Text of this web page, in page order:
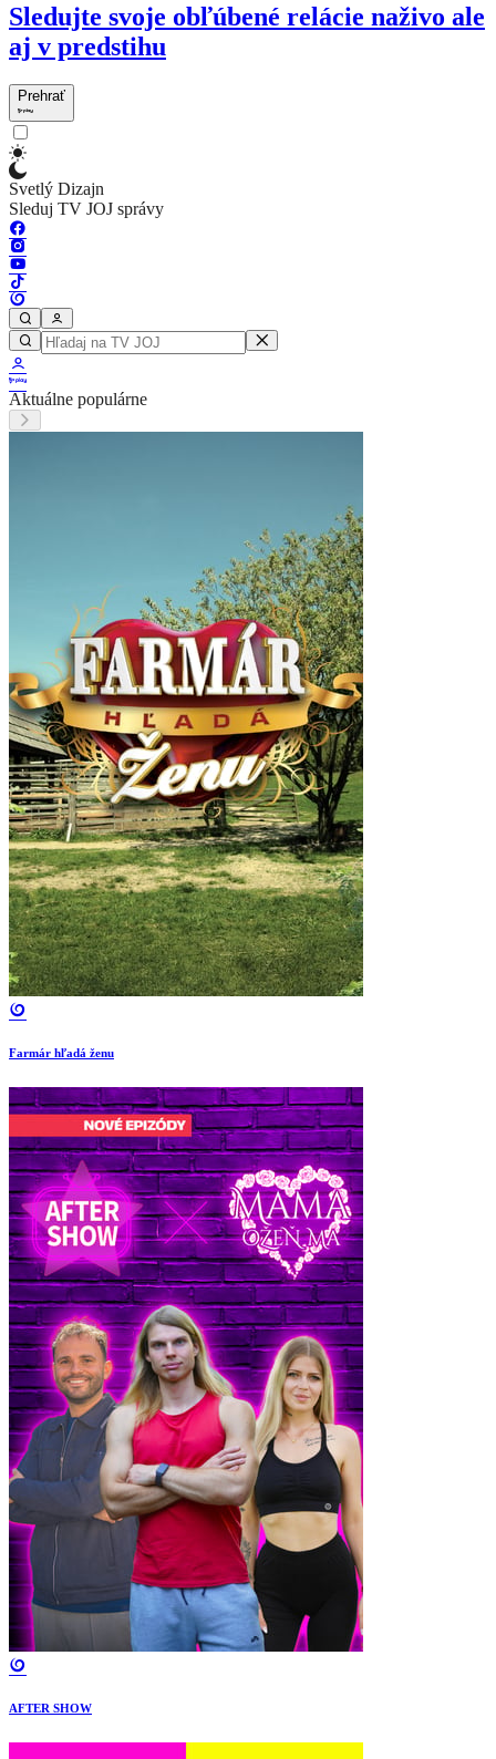
Sledujte svoje obľúbené relácie naživo ale
aj v predstihu
Prehrať
Svetlý Dizajn
Sleduj TV JOJ správy
Aktuálne populárne
Farmár hľadá ženu
AFTER SHOW